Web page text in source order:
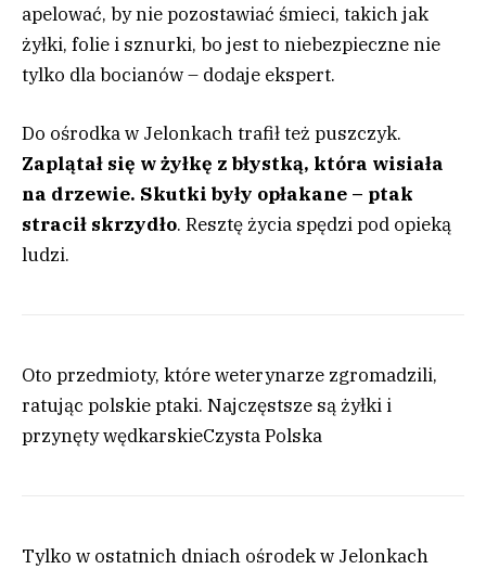
apelować, by nie pozostawiać śmieci, takich jak
żyłki, folie i sznurki, bo jest to niebezpieczne nie
tylko dla bocianów – dodaje ekspert.
Do ośrodka w Jelonkach trafił też puszczyk.
Zaplątał się w żyłkę z błystką, która wisiała
na drzewie. Skutki były opłakane – ptak
stracił skrzydło. Resztę życia spędzi pod opieką
ludzi.
Oto przedmioty, które weterynarze zgromadzili,
ratując polskie ptaki. Najczęstsze są żyłki i
przynęty wędkarskieCzysta Polska
Tylko w ostatnich dniach ośrodek w Jelonkach